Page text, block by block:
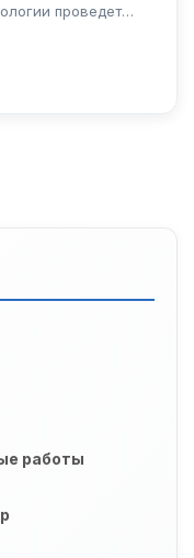
проведет
будет
по...
работы